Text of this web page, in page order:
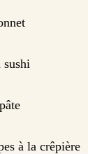
à la crêpière